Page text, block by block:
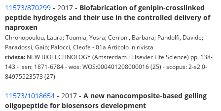
11573/870299 - 2017 - Biofabrication of genipin-crosslinked
peptide hydrogels and their use in the controlled delivery of
naproxen
Chronopoulou, Laura; Toumia, Yosra; Cerroni, Barbara; Pandolfi, Davide;
Paradossi, Gaio; Palocci, Cleofe - 01a Articolo in rivista
rivista: NEW BIOTECHNOLOGY (Amsterdam : Elsevier Life Science) pp. 138-
143 - issn: 1871-6784 - wos: WOS:000401208000016 (25) - scopus: 2-s2.0-
84975523573 (27)
11573/1018654 - 2017 - A new nanocomposite-based gelling
oligopeptide for biosensors development